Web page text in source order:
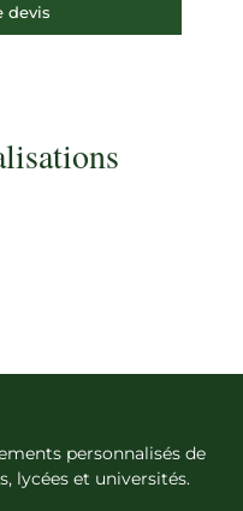
devis
personnalisés de
lycées et universités.